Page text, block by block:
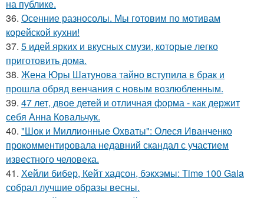
на публике.
36. Осенние разносолы. Мы готовим по мотивам
корейской кухни!
37. 5 идей ярких и вкусных смузи, которые легко
приготовить дома.
38. Жена Юры Шатунова тайно вступила в брак и
прошла обряд венчания с новым возлюбленным.
39. 47 лет, двое детей и отличная форма - как держит
себя Анна Ковальчук.
40. "Шок и Миллионные Охваты": Олеся Иванченко
прокомментировала недавний скандал с участием
известного человека.
41. Хейли бибер, Кейт хадсон, бэкхэмы: Time 100 Gala
собрал лучшие образы весны.